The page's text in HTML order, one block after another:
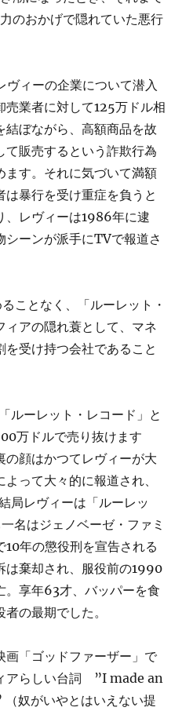
のおかげで隠れていた悪行
ィーの企業について潜入
売業者に対して125万ドル相
結ぼながら、高額商品を故
て販売するという詐欺行為
ます。それに気づいて満額
暴行を受け重症を負うと
、レヴィーは1986年に逮
シーンが派手にTVで報道さ
ことなく、「ルーレット・
ィアの隠れ蓑として、マネ
受け持つ会社であること
ルーレット・レコード」と
万ドルで売り抜けます
の顔はかつてレヴィーが大
って大々的に報道され、
局レヴィーは「ルーレッ
名はジェノベーゼ・ファミ
10年の懲役刑を宣告される
は棄却され、服役前の1990
。享年63才、バッパーを食
の最期でした。
「ゴッドファーザー」で
アらしい台詞 ”I made an
奴がいやとはいえない提